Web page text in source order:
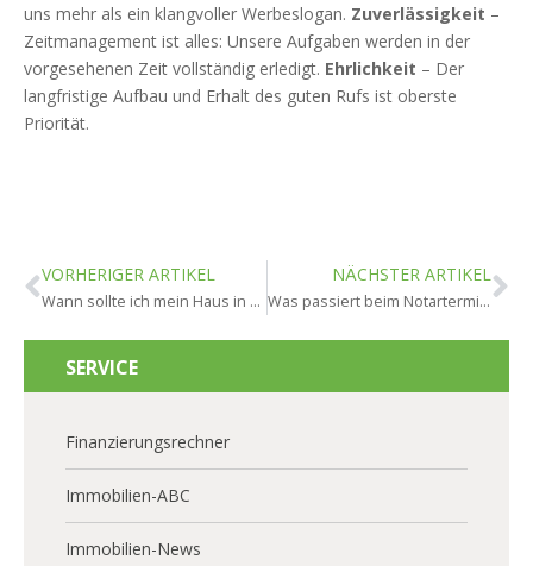
uns mehr als ein klangvoller Werbeslogan. Zuverlässigkeit –
Zeitmanagement ist alles: Unsere Aufgaben werden in der
vorgesehenen Zeit vollständig erledigt. Ehrlichkeit – Der
langfristige Aufbau und Erhalt des guten Rufs ist oberste
Priorität.
VORHERIGER ARTIKEL
Wann sollte ich mein Haus in Bad Schwalbach nicht verkaufen?
NÄCHSTER ARTIKEL
Was passiert beim Notartermin Hausverkauf in Bad Schwalbach?
SERVICE
Finanzierungsrechner
Immobilien-ABC
Immobilien-News